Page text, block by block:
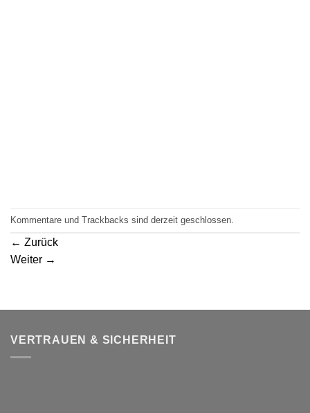
Kommentare und Trackbacks sind derzeit geschlossen.
← Zurück
Weiter →
VERTRAUEN & SICHERHEIT